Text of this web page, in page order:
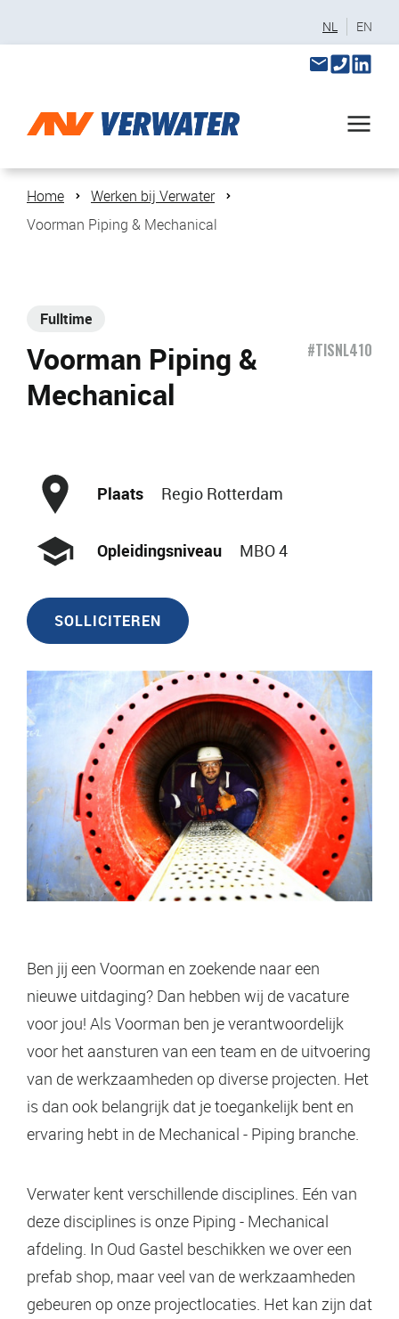
NL EN
Home
Werken bij Verwater
Voorman Piping & Mechanical
Fulltime
Voorman Piping &
Mechanical
#TISNL410
Plaats Regio Rotterdam
Opleidingsniveau MBO 4
SOLLICITEREN
Ben jij een Voorman en zoekende naar een
nieuwe uitdaging? Dan hebben wij de vacature
voor jou! Als Voorman ben je verantwoordelijk
voor het aansturen van een team en de uitvoering
van de werkzaamheden op diverse projecten. Het
is dan ook belangrijk dat je toegankelijk bent en
ervaring hebt in de Mechanical - Piping branche.
Verwater kent verschillende disciplines. Eén van
deze disciplines is onze Piping - Mechanical
afdeling. In Oud Gastel beschikken we over een
prefab shop, maar veel van de werkzaamheden
gebeuren op onze projectlocaties. Het kan zijn dat